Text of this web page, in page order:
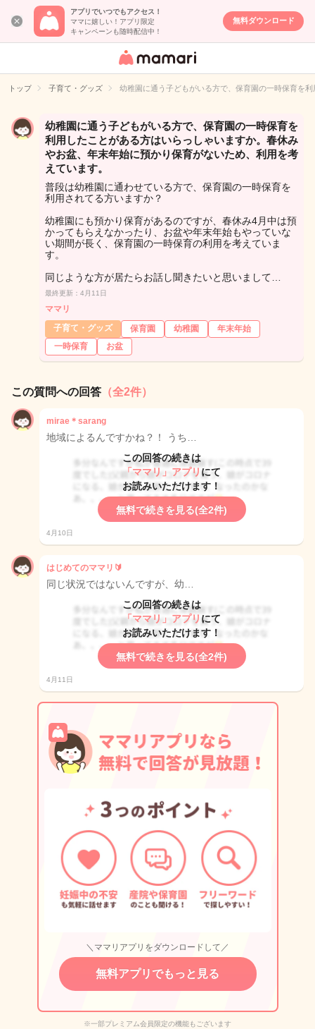
アプリでいつでもアクセス！
ママに嬉しい！アプリ限定
キャンペーンも随時配信中！
無料ダウンロード
女性専用匿名QA
イト
トップ 子育て・グッズ 幼稚園に通う子どもがいる方で、保育園の一時保育を
幼稚園に通う子どもがいる方で、保育園の一時保育を
利用したことがある方はいらっしゃいますか。春休み
やお盆、年末年始に預かり保育がないため、利用を考
えています。
普段は幼稚園に通わせている方で、保育園の一時保育を
利用されてる方いますか？
幼稚園にも預かり保育があるのですが、春休み4月中は預
かってもらえなかったり、お盆や年末年始もやっていな
い期間が長く、保育園の一時保育の利用を考えていま
す。
同じような方が居たらお話し聞きたいと思いまして…
最終更新：4月11日
ママリ
子育て・グッズ
保育園 幼稚園
年末年始
一時保育
お盆
この質問への回答 （全2件）
mirae＊sarang
地域によるんですかね？！ うち…
この回答の続きは
「ママリ」アプリ にて
お読みいただけます！
無料で続きを見る(全2件)
4月10日
はじめてのママリ🔰
同じ状況ではないんですが、幼…
この回答の続きは
「ママリ」アプリ にて
お読みいただけます！
無料で続きを見る(全2件)
4月11日
＼ママリアプリをダウンロードして／
無料アプリでもっと見る
※一部プレミアム会員限定の機能もございます